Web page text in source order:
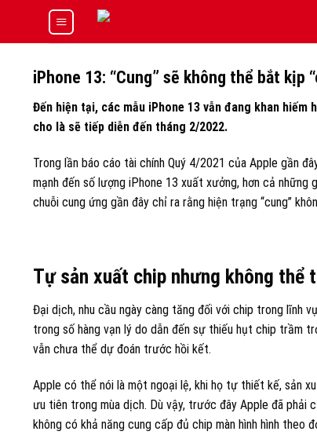
iPhone 13: “Cung” sẽ không thể bắt kịp
Đến hiện tại, các mẫu iPhone 13 vẫn đang khan
cho là sẽ tiếp diễn đến tháng 2/2022.
Trong lần báo cáo tài chính Quý 4/2021 của Apple gần
mạnh đến số lượng iPhone 13 xuất xưởng, hơn cả
chuỗi cung ứng gần đây chỉ ra rằng hiện trạng “cung”
Tự sản xuất chip nhưng không thể
Đại dịch, nhu cầu ngày càng tăng đối với chip trong
trong số hàng vạn lý do dẫn đến sự thiếu hụt chip trầm
vẫn chưa thể dự đoán trước hồi kết.
Apple có thể nói là một ngoại lệ, khi họ tự thiết kế, sản
ưu tiên trong mùa dịch. Dù vậy, trước đây Apple đã phải
không có khả năng cung cấp đủ chip màn hình hình